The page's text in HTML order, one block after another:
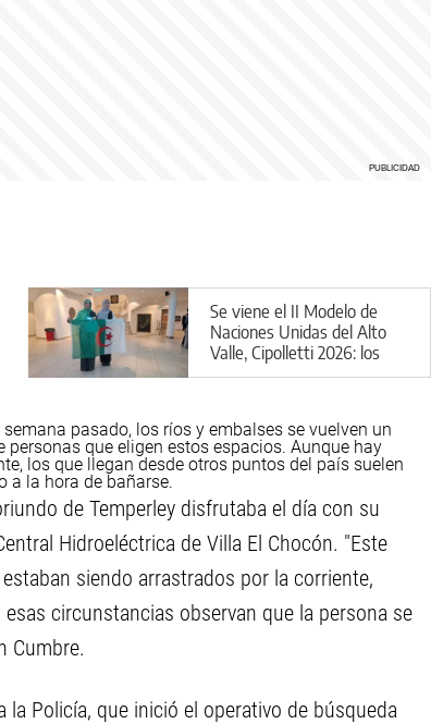
Se viene el II Modelo de
Naciones Unidas del Alto
Valle, Cipolletti 2026: los
detalles
pasado, los ríos y embalses se vuelven un
que eligen estos espacios. Aunque hay
los que llegan desde otros puntos del país suelen
a la hora de bañarse.
de Temperley disfrutaba el día con su
Hidroeléctrica de Villa El Chocón. "Este
siendo arrastrados por la corriente,
circunstancias observan que la persona se
Cumbre.
Policía, que inició el operativo de búsqueda